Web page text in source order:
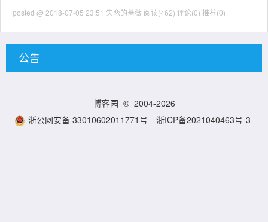
posted @ 2018-07-05 23:51 失恋的蔷薇 阅读(462) 评论(0) 推荐(0)
公告
博客园 © 2004-2026
浙公网安备 33010602011771号
浙ICP备2021040463号-3